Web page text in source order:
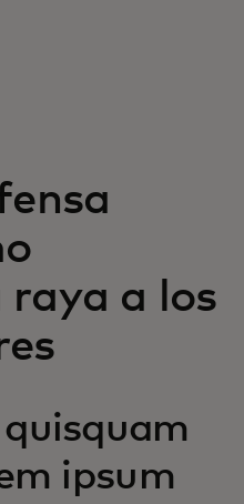
raya a los
ipsum